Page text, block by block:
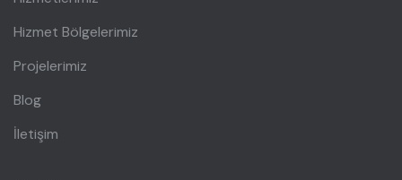
Hizmet Bölgelerimiz
Projelerimiz
Blog
İletişim